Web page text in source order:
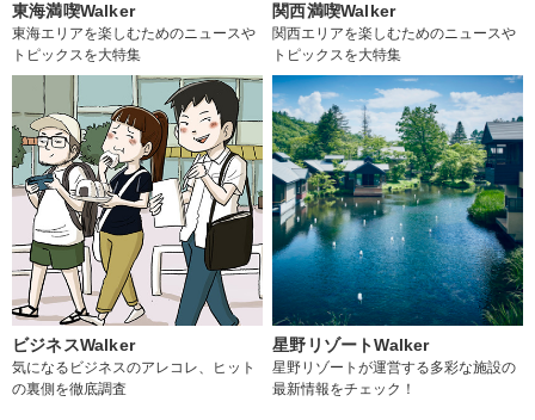
東海満喫Walker
東海エリアを楽しむためのニュースや
トピックスを大特集
関西満喫Walker
関西エリアを楽しむためのニュースや
トピックスを大特集
ビジネスWalker
気になるビジネスのアレコレ、ヒット
の裏側を徹底調査
星野リゾートWalker
星野リゾートが運営する多彩な施設の
最新情報をチェック！